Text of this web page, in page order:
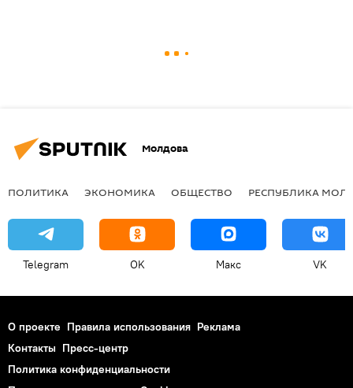
Молдова
ПОЛИТИКА ЭКОНОМИКА ОБЩЕСТВО РЕСПУБЛИКА
Telegram OK Макс VK
О проекте Правила использования Реклама
Контакты Пресс-центр
Политика конфиденциальности